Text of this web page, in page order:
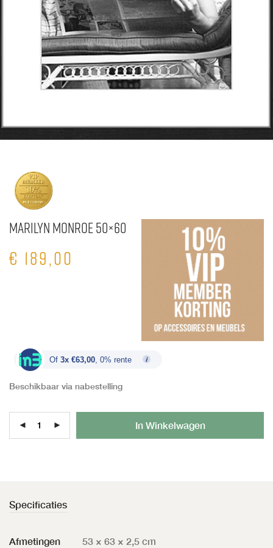
Marilyn Monroe 50×60
€ 189,00
Of 3x €63,00, 0% rente
Beschikbaar via nabestelling
In Winkelwagen
Specificaties
Afmetingen 53 × 63 × 2,5 cm